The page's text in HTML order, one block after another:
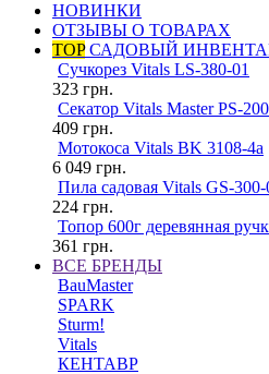
НОВИНКИ
ОТЗЫВЫ О ТОВАРАХ
TOPСАДОВЫЙ
Сучкорез Vitals LS-380-01
323 грн.
Секатор Vitals Master PS-
409 грн.
Мотокоса Vitals BK 3108-4a
6 049 грн.
Пила садовая Vitals GS-300-
224 грн.
Топор 600г деревянная
361 грн.
ВСЕ БРЕНДЫ
BauMaster
SPARK
Sturm!
Vitals
КЕНТАВР